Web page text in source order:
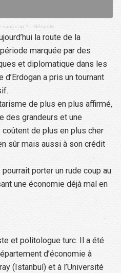
sans cap ? : Géopolis
la route de la
marquée par des
et diplomatique dans les
a pris un tournant
de plus en plus affirmé,
des grandeurs et une
de plus en plus cher
sûr mais aussi à son crédit
porter un rude coup au
une économie déjà mal en
et politologue turc. Il a été
d’économie à
(Istanbul) et à l’Université